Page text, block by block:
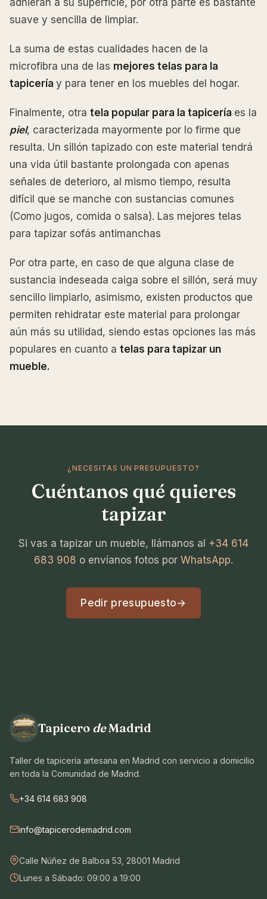
adhieran a su superficie, por otra parte es bastante
suave y sencilla de limpiar.
La suma de estas cualidades hacen de la
microfibra una de las mejores telas para la
tapicería y para tener en los muebles del hogar.
Finalmente, otra tela popular para la tapicería es la
piel, caracterizada mayormente por lo firme que
resulta. Un sillón tapizado con este material tendrá
una vida útil bastante prolongada con apenas
señales de deterioro, al mismo tiempo, resulta
difícil que se manche con sustancias comunes
(Como jugos, comida o salsa). Las mejores telas
para tapizar sofás antimanchas
Por otra parte, en caso de que alguna clase de
sustancia indeseada caiga sobre el sillón, será muy
sencillo limpiarlo, asimismo, existen productos que
permiten rehidratar este material para prolongar
aún más su utilidad, siendo estas opciones las más
populares en cuanto a telas para tapizar un
mueble.
¿NECESITAS UN PRESUPUESTO?
Cuéntanos qué quieres
tapizar
Si vas a tapizar un mueble, llámanos al +34 614
683 908 o envíanos fotos por WhatsApp.
Pedir presupuesto→
Tapicero deMadrid
Taller de tapicería artesana en Madrid con servicio a domicilio
en toda la Comunidad de Madrid.
+34 614 683 908
info@tapicerodemadrid.com
Calle Núñez de Balboa 53, 28001 Madrid
Lunes a Sábado: 09:00 a 19:00